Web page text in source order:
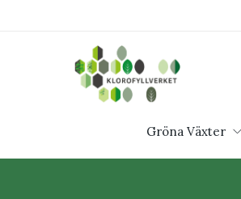
Gröna Växter